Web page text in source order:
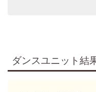
ダンスユニット結